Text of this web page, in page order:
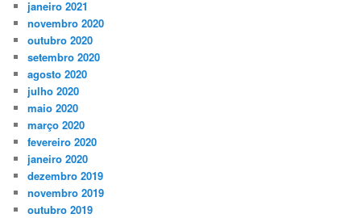
janeiro 2021
novembro 2020
outubro 2020
setembro 2020
agosto 2020
julho 2020
maio 2020
março 2020
fevereiro 2020
janeiro 2020
dezembro 2019
novembro 2019
outubro 2019